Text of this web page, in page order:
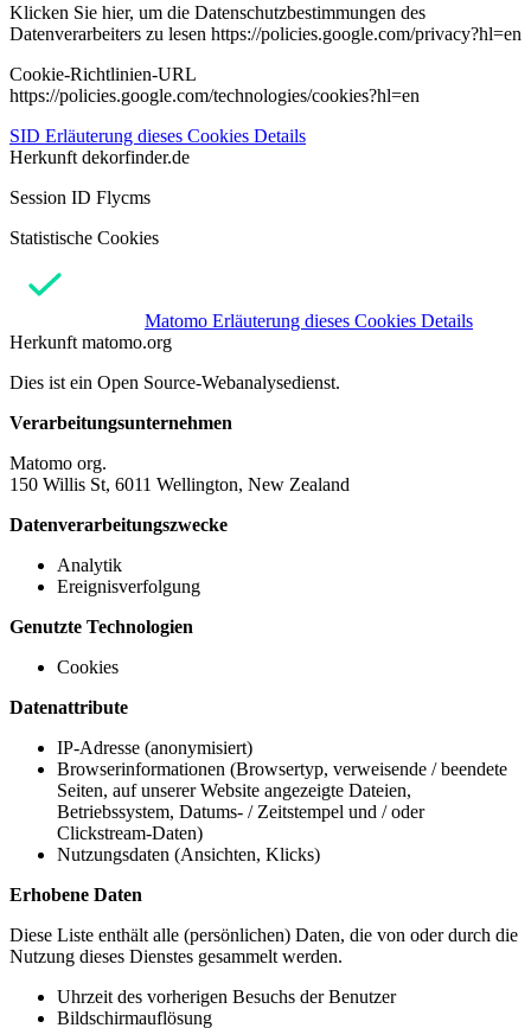
Klicken Sie hier, um die Datenschutzbestimmungen des
Datenverarbeiters zu lesen https://policies.google.com/privacy?hl=en
Cookie-Richtlinien-URL
https://policies.google.com/technologies/cookies?hl=en
SID Erläuterung dieses Cookies Details
Herkunft dekorfinder.de
Session ID Flycms
Statistische Cookies
Matomo Erläuterung dieses Cookies Details
Herkunft matomo.org
Dies ist ein Open Source-Webanalysedienst.
Verarbeitungsunternehmen
Matomo org.
150 Willis St, 6011 Wellington, New Zealand
Datenverarbeitungszwecke
Analytik
Ereignisverfolgung
Genutzte Technologien
Cookies
Datenattribute
IP-Adresse (anonymisiert)
Browserinformationen (Browsertyp, verweisende / beendete
Seiten, auf unserer Website angezeigte Dateien,
Betriebssystem, Datums- / Zeitstempel und / oder
Clickstream-Daten)
Nutzungsdaten (Ansichten, Klicks)
Erhobene Daten
Diese Liste enthält alle (persönlichen) Daten, die von oder durch die
Nutzung dieses Dienstes gesammelt werden.
Uhrzeit des vorherigen Besuchs der Benutzer
Bildschirmauflösung